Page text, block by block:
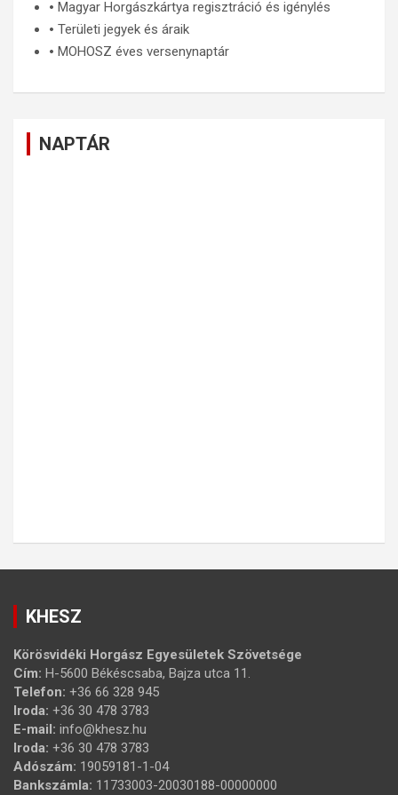
🞄 Magyar Horgászkártya regisztráció és igénylés
🞄 Területi jegyek és áraik
🞄 MOHOSZ éves versenynaptár
NAPTÁR
KHESZ
Körösvidéki Horgász Egyesületek Szövetsége
Cím: H-5600 Békéscsaba, Bajza utca 11.
Telefon: +36 66 328 945
Iroda: +36 30 478 3783
E-mail: info@khesz.hu
Iroda: +36 30 478 3783
Adószám: 19059181-1-04
Bankszámla: 11733003-20030188-00000000